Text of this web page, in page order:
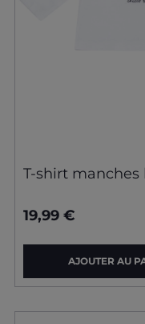
T-shirt manches
19,99 €
AJOUTER AU